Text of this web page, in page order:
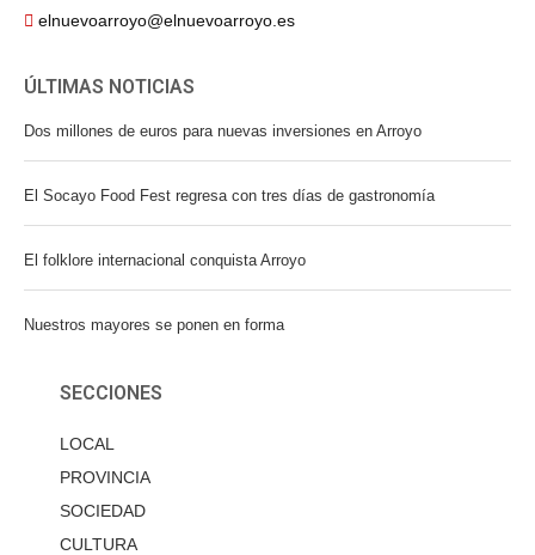
elnuevoarroyo@elnuevoarroyo.es
ÚLTIMAS NOTICIAS
Dos millones de euros para nuevas inversiones en Arroyo
El Socayo Food Fest regresa con tres días de gastronomía
El folklore internacional conquista Arroyo
Nuestros mayores se ponen en forma
SECCIONES
LOCAL
PROVINCIA
SOCIEDAD
CULTURA